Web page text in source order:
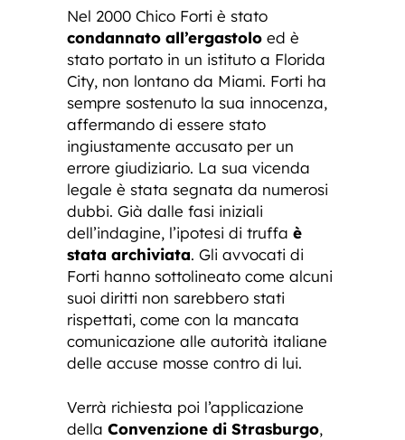
Nel 2000 Chico Forti è stato
condannato all’ergastolo ed è
stato portato in un istituto a Florida
City, non lontano da Miami. Forti ha
sempre sostenuto la sua innocenza,
affermando di essere stato
ingiustamente accusato per un
errore giudiziario. La sua vicenda
legale è stata segnata da numerosi
dubbi. Già dalle fasi iniziali
dell’indagine, l’ipotesi di truffa è
stata archiviata. Gli avvocati di
Forti hanno sottolineato come alcuni
suoi diritti non sarebbero stati
rispettati, come con la mancata
comunicazione alle autorità italiane
delle accuse mosse contro di lui.
Verrà richiesta poi l’applicazione
della Convenzione di Strasburgo,